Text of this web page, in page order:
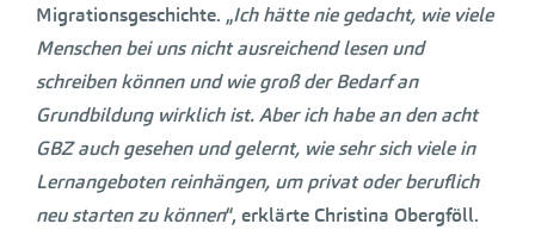
Migrationsgeschichte. „Ich hätte nie gedacht, wie viele
Menschen bei uns nicht ausreichend lesen und
schreiben können und wie groß der Bedarf an
Grundbildung wirklich ist. Aber ich habe an den acht
GBZ auch gesehen und gelernt, wie sehr sich viele in
Lernangeboten reinhängen, um privat oder beruflich
neu starten zu können“, erklärte Christina Obergföll.